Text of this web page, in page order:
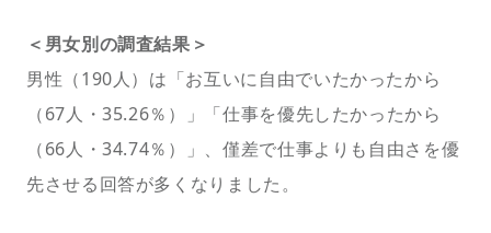
＜男女別の調査結果＞
男性（190人）は「お互いに自由でいたかったから
（67人・35.26％）」「仕事を優先したかったから
（66人・34.74％）」、僅差で仕事よりも自由さを優
先させる回答が多くなりました。